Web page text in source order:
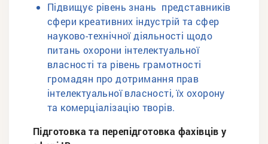
Підвищує рівень знань представників
сфери креативних індустрій та сфер
науково-технічної діяльності щодо
питань охорони інтелектуальної
власності та рівень грамотності
громадян про дотримання прав
інтелектуальної власності, їх охорону
та комерціалізацію творів.
Підготовка та перепідготовка фахівців у